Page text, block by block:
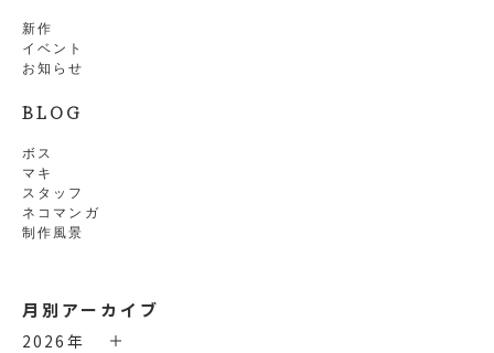
新作
イベント
お知らせ
BLOG
ボス
マキ
スタッフ
ネコマンガ
制作風景
月別アーカイブ
2026年